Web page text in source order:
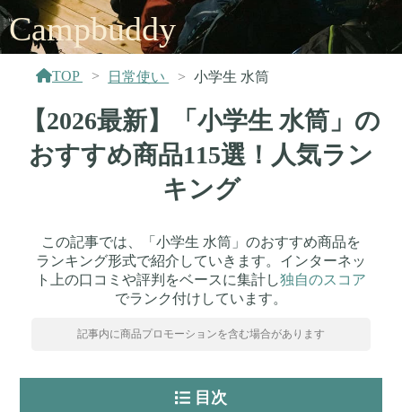
Campbuddy
TOP 日常使い 小学生 水筒
【2026最新】「小学生 水筒」の
おすすめ商品115選！人気ラン
キング
この記事では、「小学生 水筒」のおすすめ商品を
ランキング形式で紹介していきます。インターネッ
ト上の口コミや評判をベースに集計し独自のスコア
でランク付けしています。
記事内に商品プロモーションを含む場合があります
目次